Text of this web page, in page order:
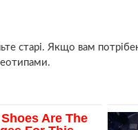
старі. Якщо вам